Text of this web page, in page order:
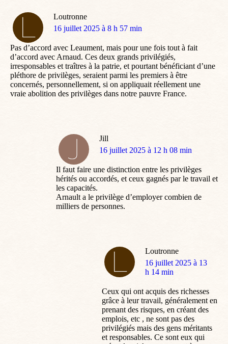
Loutronne
dit
16 juillet 2025 à 8 h 57 min
Pas d’accord avec Leaument, mais pour une fois tout à fait
d’accord avec Arnaud. Ces deux grands privilégiés,
irresponsables et traîtres à la patrie, et pourtant bénéficiant d’une
pléthore de privilèges, seraient parmi les premiers à être
concernés, personnellement, si on appliquait réellement une
vraie abolition des privilèges dans notre pauvre France.
Jill
dit
16 juillet 2025 à 12 h 08 min
Il faut faire une distinction entre les privilèges
hérités ou accordés, et ceux gagnés par le travail et
les capacités.
Arnault a le privilège d’employer combien de
milliers de personnes.
Loutronne
dit
:
16 juillet 2025 à 13
h 14 min
Ceux qui ont acquis des richesses
grâce à leur travail, généralement en
prenant des risques, en créant des
emplois, etc , ne sont pas des
privilégiés mais des gens méritants
et responsables. Ce sont eux qui